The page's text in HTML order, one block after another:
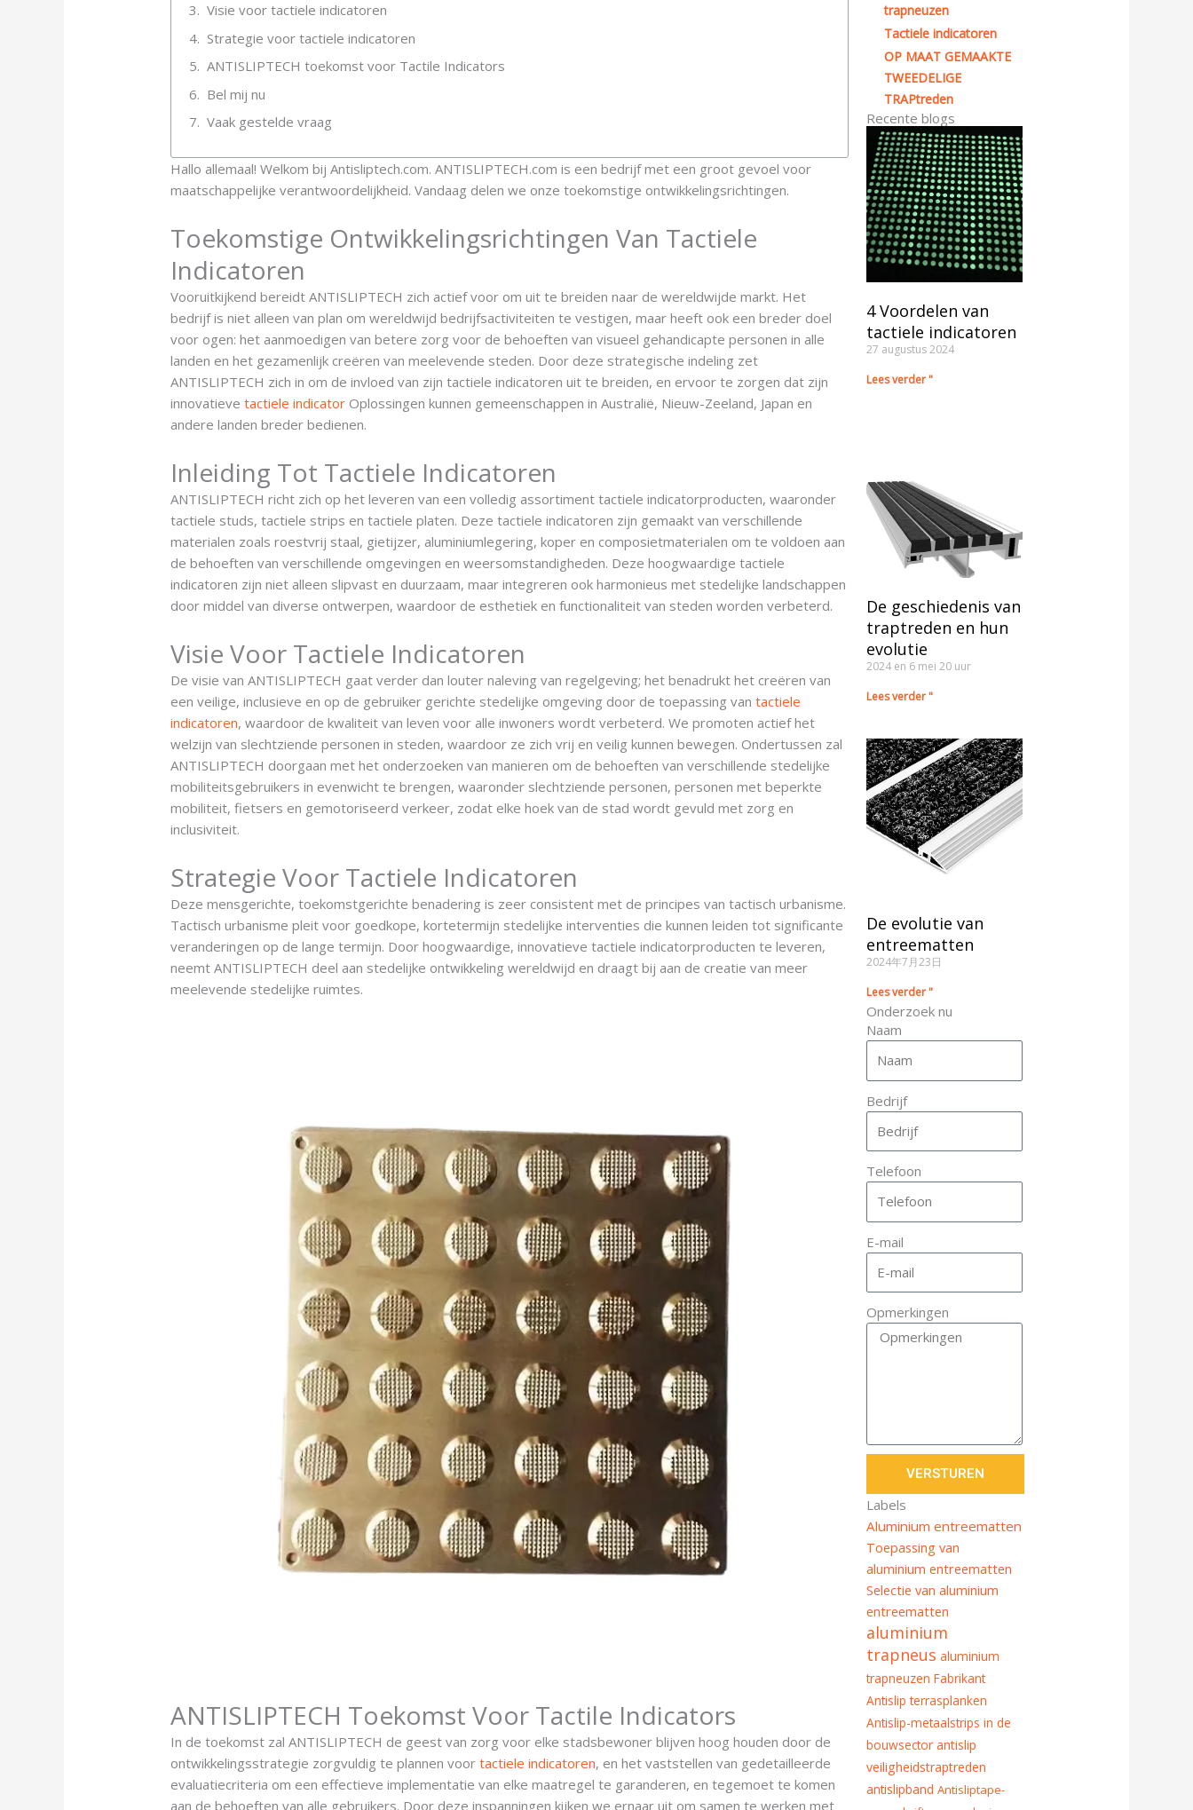
Visie voor tactiele indicatoren
Strategie voor tactiele indicatoren
ANTISLIPTECH toekomst voor Tactile Indicators
Bel mij nu
Vaak gestelde vraag
Hallo allemaal! Welkom bij Antisliptech.com. ANTISLIPTECH.com is een bedrijf met een groot gevoel voor
maatschappelijke verantwoordelijkheid. Vandaag delen we onze toekomstige ontwikkelingsrichtingen.
Toekomstige Ontwikkelingsrichtingen Van Tactiele
Indicatoren
Vooruitkijkend bereidt ANTISLIPTECH zich actief voor om uit te breiden naar de wereldwijde markt. Het
bedrijf is niet alleen van plan om wereldwijd bedrijfsactiviteiten te vestigen, maar heeft ook een breder doel
voor ogen: het aanmoedigen van betere zorg voor de behoeften van visueel gehandicapte personen in alle
landen en het gezamenlijk creëren van meelevende steden. Door deze strategische indeling zet
ANTISLIPTECH zich in om de invloed van zijn tactiele indicatoren uit te breiden, en ervoor te zorgen dat zijn
innovatievetactiele indicator Oplossingen kunnen gemeenschappen in Australië, Nieuw-Zeeland, Japan en
andere landen breder bedienen.
Inleiding Tot Tactiele Indicatoren
ANTISLIPTECH richt zich op het leveren van een volledig assortiment tactiele indicatorproducten, waaronder
tactiele studs, tactiele strips en tactiele platen. Deze tactiele indicatoren zijn gemaakt van verschillende
materialen zoals roestvrij staal, gietijzer, aluminiumlegering, koper en composietmaterialen om te voldoen aan
de behoeften van verschillende omgevingen en weersomstandigheden. Deze hoogwaardige tactiele
indicatoren zijn niet alleen slipvast en duurzaam, maar integreren ook harmonieus met stedelijke landschappen
door middel van diverse ontwerpen, waardoor de esthetiek en functionaliteit van steden worden verbeterd.
Visie Voor Tactiele Indicatoren
De visie van ANTISLIPTECH gaat verder dan louter naleving van regelgeving; het benadrukt het creëren van
een veilige, inclusieve en op de gebruiker gerichte stedelijke omgeving door de toepassing vantactiele
indicatoren, waardoor de kwaliteit van leven voor alle inwoners wordt verbeterd. We promoten actief het
welzijn van slechtziende personen in steden, waardoor ze zich vrij en veilig kunnen bewegen. Ondertussen zal
ANTISLIPTECH doorgaan met het onderzoeken van manieren om de behoeften van verschillende stedelijke
mobiliteitsgebruikers in evenwicht te brengen, waaronder slechtziende personen, personen met beperkte
mobiliteit, fietsers en gemotoriseerd verkeer, zodat elke hoek van de stad wordt gevuld met zorg en
inclusiviteit.
Strategie Voor Tactiele Indicatoren
Deze mensgerichte, toekomstgerichte benadering is zeer consistent met de principes van tactisch urbanisme.
Tactisch urbanisme pleit voor goedkope, kortetermijn stedelijke interventies die kunnen leiden tot significante
veranderingen op de lange termijn. Door hoogwaardige, innovatieve tactiele indicatorproducten te leveren,
neemt ANTISLIPTECH deel aan stedelijke ontwikkeling wereldwijd en draagt bij aan de creatie van meer
meelevende stedelijke ruimtes.
ANTISLIPTECH Toekomst Voor Tactile Indicators
In de toekomst zal ANTISLIPTECH de geest van zorg voor elke stadsbewoner blijven hoog houden door de
ontwikkelingsstrategie zorgvuldig te plannen voortactiele indicatoren, en het vaststellen van gedetailleerde
evaluatiecriteria om een effectieve implementatie van elke maatregel te garanderen, en tegemoet te komen
aan de behoeften van alle gebruikers. Door deze inspanningen kijken we ernaar uit om samen te werken met
trapneuzen
Tactiele indicatoren
OP MAAT GEMAAKTE
TWEEDELIGE
TRAPtreden
Recente blogs
4 Voordelen van
tactiele indicatoren
27 augustus 2024
Lees verder "
De geschiedenis van
traptreden en hun
evolutie
2024 en 6 mei 20 uur
Lees verder "
De evolutie van
entreematten
2024年7月23日
Lees verder "
Onderzoek nu
Naam
Bedrijf
Telefoon
E-mail
Opmerkingen
VERSTUREN
Labels
Aluminium entreematten
Toepassing van
aluminium entreematten
Selectie van aluminium
entreematten
aluminium
trapneus aluminium
trapneuzen Fabrikant
Antislip terrasplanken
Antislip-metaalstrips in de
bouwsector antislip
veiligheidstraptreden
antislipband Antisliptape-